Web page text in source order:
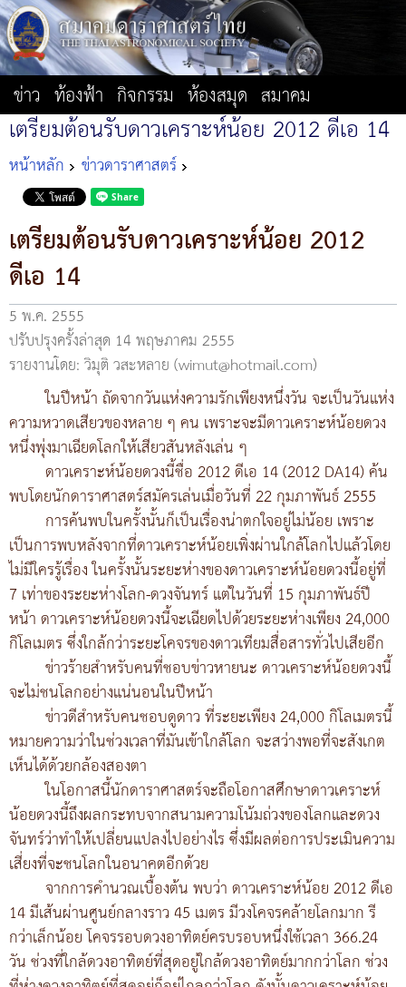
ข่าว ท้องฟ้า กิจกรรม ห้องสมุด สมาคม
เตรียมต้อนรับดาวเคราะห์น้อย 2012 ดีเอ 14
หน้าหลัก ข่าวดาราศาสตร์
เตรียมต้อนรับดาวเคราะห์น้อย 2012
ดีเอ 14
5 พ.ค. 2555
ปรับปรุงครั้งล่าสุด 14 พฤษภาคม 2555
รายงานโดย: วิมุติ วสะหลาย (wimut@hotmail.com)
ในปีหน้า ถัดจากวันแห่งความรักเพียงหนึ่งวัน จะเป็นวันแห่ง
ความหวาดเสียวของหลาย ๆ คน เพราะจะมีดาวเคราะห์น้อยดวง
หนึ่งพุ่งมาเฉียดโลกให้เสียวสันหลังเล่น ๆ
ดาวเคราะห์น้อยดวงนี้ชื่อ 2012 ดีเอ 14 (2012 DA14) ค้น
พบโดยนักดาราศาสตร์สมัครเล่นเมื่อวันที่ 22 กุมภาพันธ์ 2555
การค้นพบในครั้งนั้นก็เป็นเรื่องน่าตกใจอยู่ไม่น้อย เพราะ
เป็นการพบหลังจากที่ดาวเคราะห์น้อยเพิ่งผ่านใกล้โลกไปแล้วโดย
ไม่มีใครรู้เรื่อง ในครั้งนั้นระยะห่างของดาวเคราะห์น้อยดวงนี้อยู่ที่
7 เท่าของระยะห่างโลก-ดวงจันทร์ แต่ในวันที่ 15 กุมภาพันธ์ปี
หน้า ดาวเคราะห์น้อยดวงนี้จะเฉียดไปด้วยระยะห่างเพียง 24,000
กิโลเมตร ซึ่งใกล้กว่าระยะโคจรของดาวเทียมสื่อสารทั่วไปเสียอีก
ข่าวร้ายสำหรับคนที่ชอบข่าวหายนะ ดาวเคราะห์น้อยดวงนี้
จะไม่ชนโลกอย่างแน่นอนในปีหน้า
ข่าวดีสำหรับคนชอบดูดาว ที่ระยะเพียง 24,000 กิโลเมตรนี้
หมายความว่าในช่วงเวลาที่มันเข้าใกล้โลก จะสว่างพอที่จะสังเกต
เห็นได้ด้วยกล้องสองตา
ในโอกาสนี้นักดาราศาสตร์จะถือโอกาสศึกษาดาวเคราะห์
น้อยดวงนี้ถึงผลกระทบจากสนามความโน้มถ่วงของโลกและดวง
จันทร์ว่าทำให้เปลี่ยนแปลงไปอย่างไร ซึ่งมีผลต่อการประเมินความ
เสี่ยงที่จะชนโลกในอนาคตอีกด้วย
จากการคำนวณเบื้องต้น พบว่า ดาวเคราะห์น้อย 2012 ดีเอ
14 มีเส้นผ่านศูนย์กลางราว 45 เมตร มีวงโคจรคล้ายโลกมาก รี
กว่าเล็กน้อย โคจรรอบดวงอาทิตย์ครบรอบหนึ่งใช้เวลา 366.24
วัน ช่วงที่ใกล้ดวงอาทิตย์ที่สุดอยู่ใกล้ดวงอาทิตย์มากกว่าโลก ช่วง